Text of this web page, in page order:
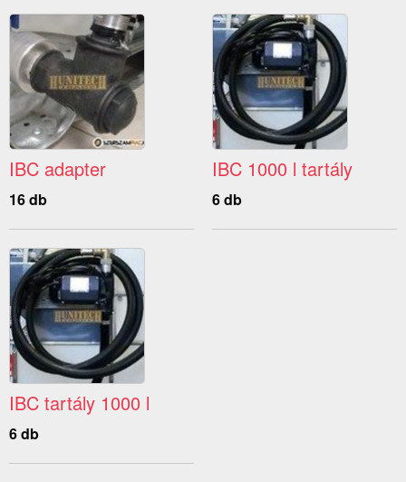
IBC adapter
16 db
IBC 1000 l tartály
6 db
IBC tartály 1000 l
6 db